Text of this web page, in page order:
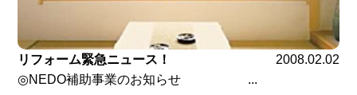
リフォーム緊急ニュース！
2008.02.02
◎NEDO補助事業のお知らせ ...